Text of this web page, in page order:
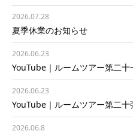
2026.07.28
夏季休業のお知らせ
2026.06.23
YouTube｜ルームツアー第二十
2026.06.23
YouTube｜ルームツアー第二
2026.06.8